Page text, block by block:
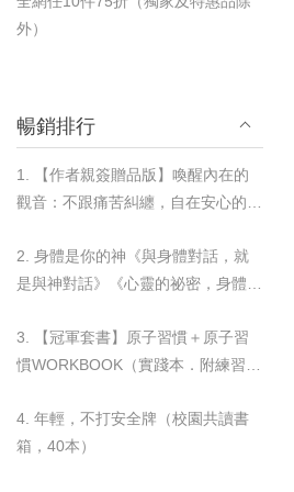
外）
暢銷排行
1. 【作者親簽贈品版】喚醒內在的
觀音：不跟痛苦糾纏，自在安心的歸
2. 身體是你的神《與身體對話，就
是與神對話》《心靈的祕密，身體都
3. 【冠軍套書】原子習慣＋原子習
慣WORKBOOK（實踐本．附練習別
4. 年輕，不打安全牌（校園共讀書
箱，40本）